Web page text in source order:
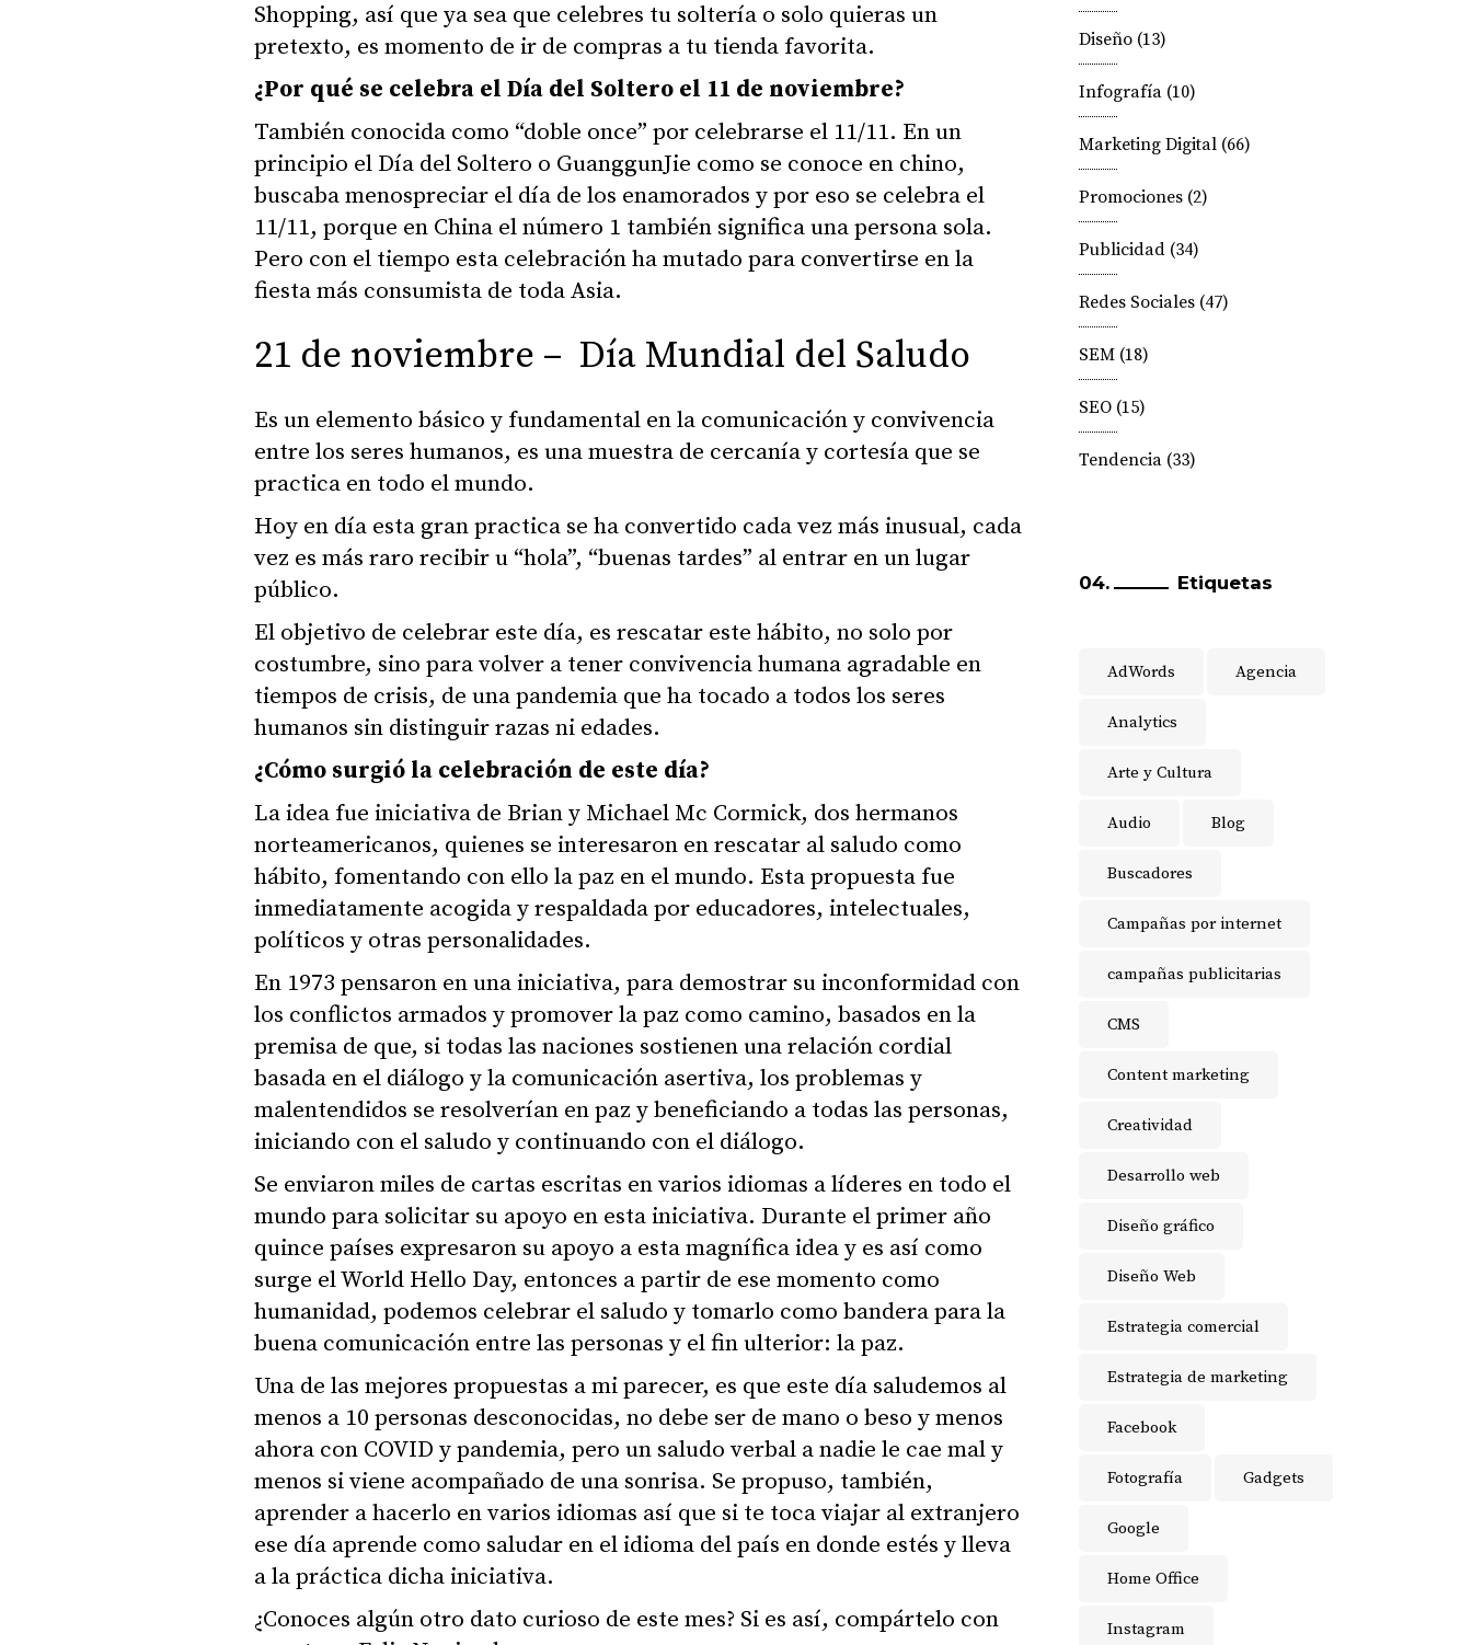
Shopping, así que ya sea que celebres tu soltería o solo quieras un
pretexto, es momento de ir de compras a tu tienda favorita.
¿Por qué se celebra el Día del Soltero el 11 de noviembre?
También conocida como “doble once” por celebrarse el 11/11. En un
principio el Día del Soltero o GuanggunJie como se conoce en chino,
buscaba menospreciar el día de los enamorados y por eso se celebra el
11/11, porque en China el número 1 también significa una persona sola.
Pero con el tiempo esta celebración ha mutado para convertirse en la
fiesta más consumista de toda Asia.
21 de noviembre – Día Mundial del Saludo
Es un elemento básico y fundamental en la comunicación y convivencia
entre los seres humanos, es una muestra de cercanía y cortesía que se
practica en todo el mundo.
Hoy en día esta gran practica se ha convertido cada vez más inusual, cada
vez es más raro recibir u “hola”, “buenas tardes” al entrar en un lugar
público.
El objetivo de celebrar este día, es rescatar este hábito, no solo por
costumbre, sino para volver a tener convivencia humana agradable en
tiempos de crisis, de una pandemia que ha tocado a todos los seres
humanos sin distinguir razas ni edades.
¿Cómo surgió la celebración de este día?
La idea fue iniciativa de Brian y Michael Mc Cormick, dos hermanos
norteamericanos, quienes se interesaron en rescatar al saludo como
hábito, fomentando con ello la paz en el mundo. Esta propuesta fue
inmediatamente acogida y respaldada por educadores, intelectuales,
políticos y otras personalidades.
En 1973 pensaron en una iniciativa, para demostrar su inconformidad con
los conflictos armados y promover la paz como camino, basados en la
premisa de que, si todas las naciones sostienen una relación cordial
basada en el diálogo y la comunicación asertiva, los problemas y
malentendidos se resolverían en paz y beneficiando a todas las personas,
iniciando con el saludo y continuando con el diálogo.
Se enviaron miles de cartas escritas en varios idiomas a líderes en todo el
mundo para solicitar su apoyo en esta iniciativa. Durante el primer año
quince países expresaron su apoyo a esta magnífica idea y es así como
surge el World Hello Day, entonces a partir de ese momento como
humanidad, podemos celebrar el saludo y tomarlo como bandera para la
buena comunicación entre las personas y el fin ulterior: la paz.
Una de las mejores propuestas a mi parecer, es que este día saludemos al
menos a 10 personas desconocidas, no debe ser de mano o beso y menos
ahora con COVID y pandemia, pero un saludo verbal a nadie le cae mal y
menos si viene acompañado de una sonrisa. Se propuso, también,
aprender a hacerlo en varios idiomas así que si te toca viajar al extranjero
ese día aprende como saludar en el idioma del país en donde estés y lleva
a la práctica dicha iniciativa.
¿Conoces algún otro dato curioso de este mes? Si es así, compártelo con
Diseño(13)
Infografía(10)
Marketing Digital(66)
Promociones(2)
Publicidad(34)
Redes Sociales(47)
SEM(18)
SEO(15)
Tendencia(33)
Etiquetas
AdWords Agencia
Analytics
Arte y Cultura
Audio Blog
Buscadores
Campañas por internet
campañas publicitarias
CMS
Content marketing
Creatividad
Desarrollo web
Diseño gráfico
Diseño Web
Estrategia comercial
Estrategia de marketing
Facebook
Fotografía Gadgets
Google
Home Office
Instagram